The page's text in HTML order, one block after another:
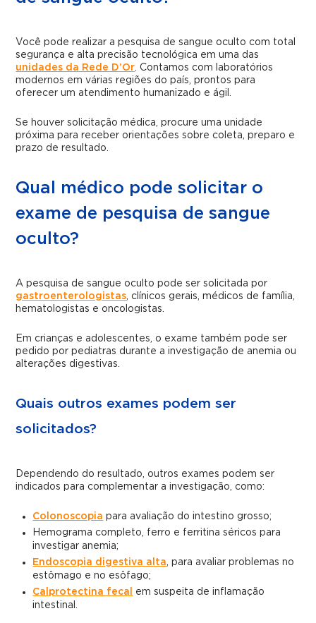
Você pode realizar a pesquisa de sangue oculto com total
segurança e alta precisão tecnológica em uma das
unidades da Rede D’Or . Contamos com laboratórios
modernos em várias regiões do país, prontos para
oferecer um atendimento humanizado e ágil.
Se houver solicitação médica, procure uma unidade
próxima para receber orientações sobre coleta, preparo e
prazo de resultado.
Qual médico pode solicitar o
exame de pesquisa de sangue
oculto?
A pesquisa de sangue oculto pode ser solicitada por
gastroenterologistas , clínicos gerais, médicos de família,
hematologistas e oncologistas.
Em crianças e adolescentes, o exame também pode ser
pedido por pediatras durante a investigação de anemia ou
alterações digestivas.
Quais outros exames podem ser
solicitados?
Dependendo do resultado, outros exames podem ser
indicados para complementar a investigação, como:
Colonoscopia para avaliação do intestino grosso;
Hemograma completo, ferro e ferritina séricos para
investigar anemia;
Endoscopia digestiva alta , para avaliar problemas no
estômago e no esôfago;
Calprotectina fecal
em suspeita de inflamação
intestinal.